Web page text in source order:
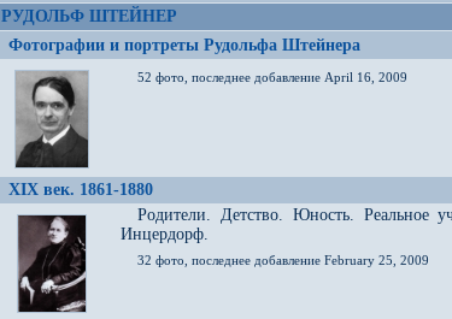
РУДОЛЬФ ШТЕЙНЕР
Фотографии и портреты Рудольфа Штейнера
52 фото, последнее добавление April 16, 2009
XIX век. 1861-1880
Родители. Детство. Юность. Реальное
Инцердорф.
32 фото, последнее добавление February 25, 2009